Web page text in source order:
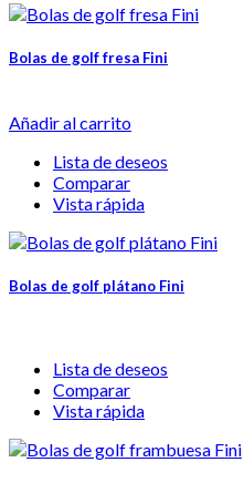
Bolas de golf fresa Fini
Añadir al carrito
Lista de deseos
Comparar
Vista rápida
Bolas de golf plátano Fini
Lista de deseos
Comparar
Vista rápida